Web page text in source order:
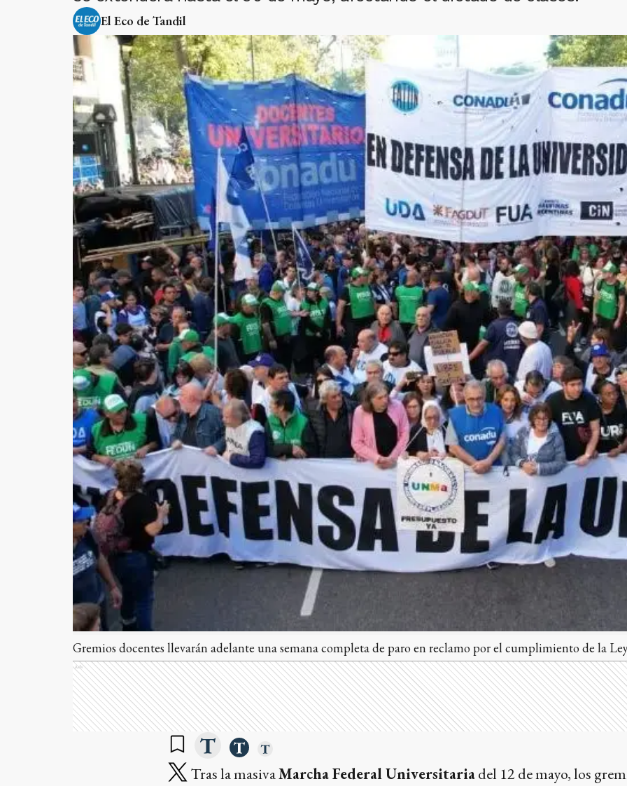
El Eco de Tandil
Gremios docentes llevarán adelante una semana completa de paro en reclamo por el cumplimiento de la
Ads
Tras la masivaMarcha Federal Universitariadel 12 de mayo, los